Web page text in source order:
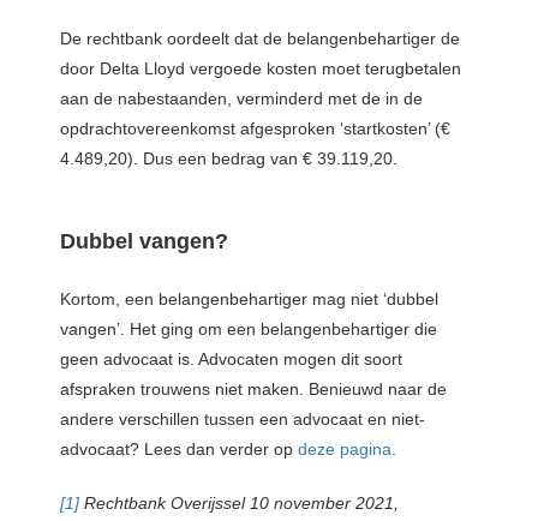
De rechtbank oordeelt dat de belangenbehartiger de
door Delta Lloyd vergoede kosten moet terugbetalen
aan de nabestaanden, verminderd met de in de
opdrachtovereenkomst afgesproken ‘startkosten’ (€
4.489,20). Dus een bedrag van € 39.119,20.
Dubbel vangen?
Kortom, een belangenbehartiger mag niet ‘dubbel
vangen’. Het ging om een belangenbehartiger die
geen advocaat is. Advocaten mogen dit soort
afspraken trouwens niet maken. Benieuwd naar de
andere verschillen tussen een advocaat en niet-
advocaat? Lees dan verder op deze pagina
[1] Rechtbank Overijssel 10 november 2021,